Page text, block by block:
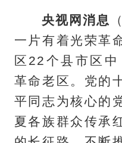
央视网消息
一片有着光荣革
区22个县市区
革命老区。党的
平同志为核心的
夏各族群众传承